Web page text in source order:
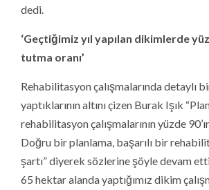
dedi.
‘Geçtiğimiz yıl yapılan dikimlerde
tutma oranı’
Rehabilitasyon çalışmalarında detaylı
yaptıklarının altını çizen Burak Işık
rehabilitasyon çalışmalarının yüzde
Doğru bir planlama, başarılı bir
şartı” diyerek sözlerine şöyle devam
65 hektar alanda yaptığımız dikim